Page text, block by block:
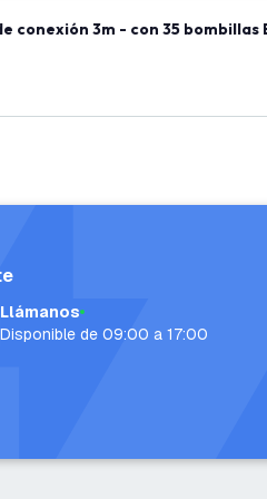
conexión 3m - con 35
Llámanos
Disponible de 09:00 a 17:00